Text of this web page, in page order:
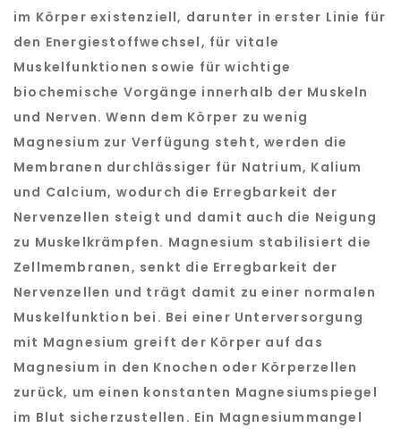
im Körper existenziell, darunter in erster Linie für
den Energiestoffwechsel, für vitale
Muskelfunktionen sowie für wichtige
biochemische Vorgänge innerhalb der Muskeln
und Nerven. Wenn dem Körper zu wenig
Magnesium zur Verfügung steht, werden die
Membranen durchlässiger für Natrium, Kalium
und Calcium, wodurch die Erregbarkeit der
Nervenzellen steigt und damit auch die Neigung
zu Muskelkrämpfen. Magnesium stabilisiert die
Zellmembranen, senkt die Erregbarkeit der
Nervenzellen und trägt damit zu einer normalen
Muskelfunktion bei. Bei einer Unterversorgung
mit Magnesium greift der Körper auf das
Magnesium in den Knochen oder Körperzellen
zurück, um einen konstanten Magnesiumspiegel
im Blut sicherzustellen. Ein Magnesiummangel